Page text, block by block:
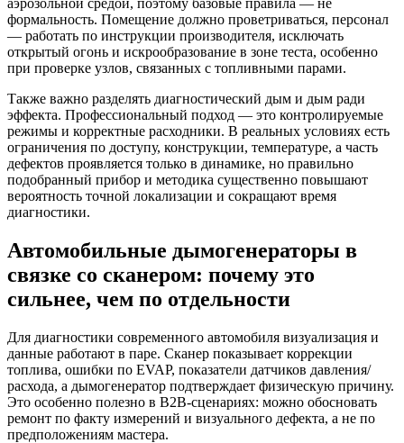
аэрозольной средой, поэтому базовые правила — не
формальность. Помещение должно проветриваться, персонал
— работать по инструкции производителя, исключать
открытый огонь и искрообразование в зоне теста, особенно
при проверке узлов, связанных с топливными парами.
Также важно разделять диагностический дым и дым ради
эффекта. Профессиональный подход — это контролируемые
режимы и корректные расходники. В реальных условиях есть
ограничения по доступу, конструкции, температуре, а часть
дефектов проявляется только в динамике, но правильно
подобранный прибор и методика существенно повышают
вероятность точной локализации и сокращают время
диагностики.
Автомобильные дымогенераторы в
связке со сканером: почему это
сильнее, чем по отдельности
Для диагностики современного автомобиля визуализация и
данные работают в паре. Сканер показывает коррекции
топлива, ошибки по EVAP, показатели датчиков давления/
расхода, а дымогенератор подтверждает физическую причину.
Это особенно полезно в B2B-сценариях: можно обосновать
ремонт по факту измерений и визуального дефекта, а не по
предположениям мастера.